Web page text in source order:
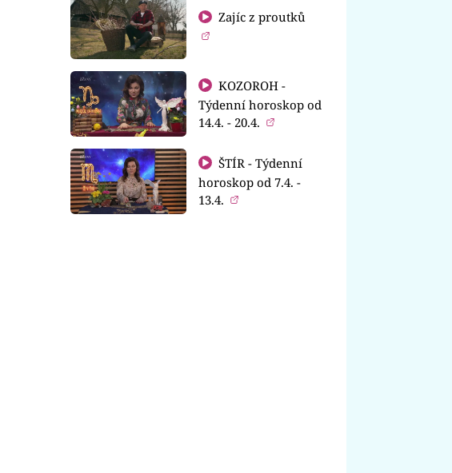
Zajíc z proutků
KOZOROH -
Týdenní horoskop od
14.4. - 20.4.
ŠTÍR - Týdenní
horoskop od 7.4. -
13.4.